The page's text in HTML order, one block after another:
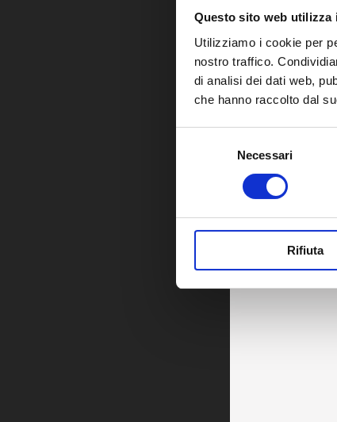
Questo sito web utilizza
Utilizziamo i cookie per
nostro traffico.
di analisi dei dati web,
che hanno raccolto dal
Necessari
Rifiuta
FONTI
Micro